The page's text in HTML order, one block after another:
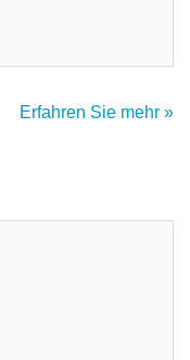
Erfahren Sie mehr »